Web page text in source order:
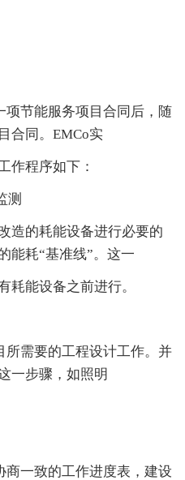
项节能服务项目合同后，随
合同。EMCo实
作程序如下：
测
造的耗能设备进行必要的
能耗“基准线”。这一
耗能设备之前进行。
所需要的工程设计工作。并
一步骤，如照明
商一致的工作进度表，建设